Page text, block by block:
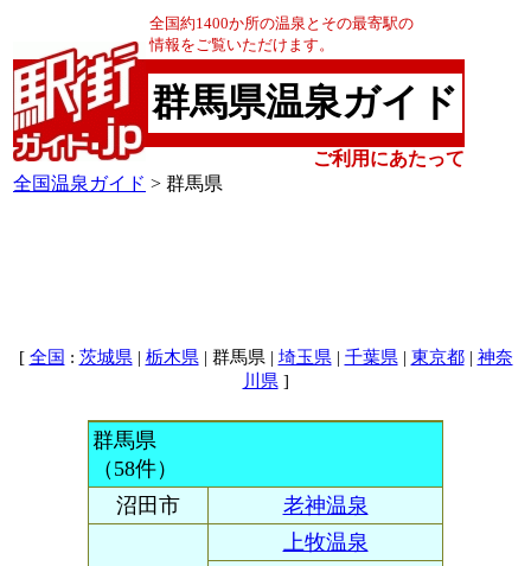
全国約1400か所の温泉とその最寄駅の
情報をご覧いただけます。
群馬県温泉ガイド
ご利用にあたって
全国温泉ガイド > 群馬県
[ 全国 : 茨城県 | 栃木県 | 群馬県 | 埼玉県 | 千葉県 | 東京都| 神奈
川県 ]
群馬県
（58件）
沼田市
老神温泉
上牧温泉